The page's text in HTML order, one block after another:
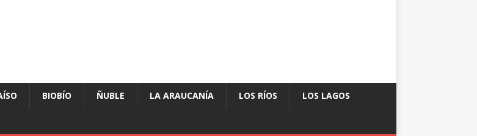
BIOBÍO ÑUBLE LA ARAUCANÍA LOS RÍOS LOS LAGOS